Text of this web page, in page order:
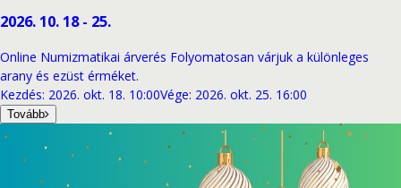
2026. 10. 18 - 25.
Online Numizmatikai árverés Folyomatosan várjuk a különleges
arany és ezüst érméket.
Kezdés: 2026. okt. 18. 10:00Vége: 2026. okt. 25. 16:00
Tovább